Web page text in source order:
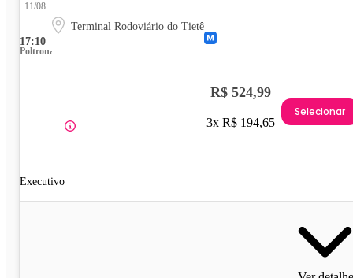
17:10
11/08
Terminal Rodoviário do Tietê
Poltrona
Executivo
R$ 524,99
3x R$ 194,65
Selecionar